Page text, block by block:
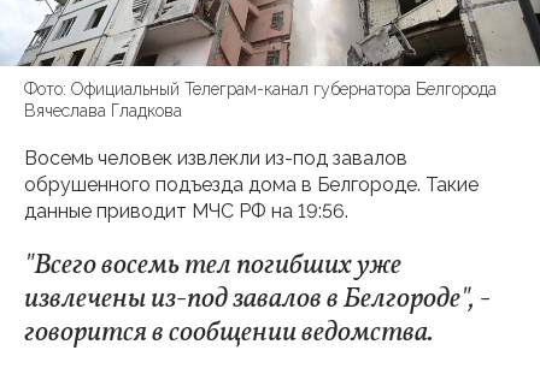
Фото: Официальный Телеграм-канал губернатора Белгорода
Вячеслава Гладкова
Восемь человек извлекли из-под завалов
обрушенного подъезда дома в Белгороде. Такие
данные приводит МЧС РФ на 19:56.
"Всего восемь тел погибших уже
извлечены из-под завалов в Белгороде", -
говорится в сообщении ведомства.